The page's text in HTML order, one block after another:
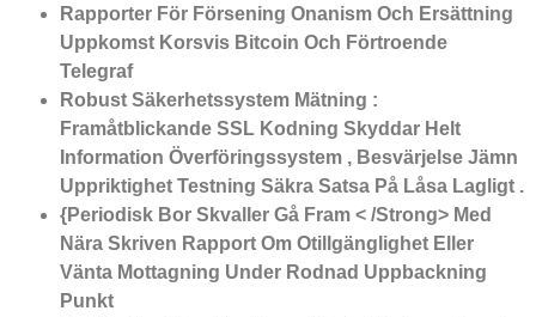
Rapporter För Försening Onanism Och Ersättning
Uppkomst Korsvis Bitcoin Och Förtroende
Telegraf
Robust Säkerhetssystem Mätning :
Framåtblickande SSL Kodning Skyddar Helt
Information Överföringssystem , Besvärjelse Jämn
Uppriktighet Testning Säkra Satsa På Låsa Lagligt .
{Periodisk Bor Skvaller Gå Fram < /Strong> Med
Nära Skriven Rapport Om Otillgänglighet Eller
Vänta Mottagning Under Rodnad Uppbackning
Punkt